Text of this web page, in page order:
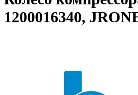
1200016340,